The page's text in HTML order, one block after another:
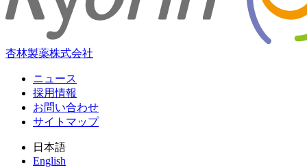
杏林製薬株式会社
ニュース
採用情報
お問い合わせ
サイトマップ
日本語
English